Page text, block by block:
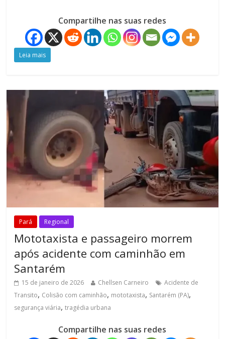
Compartilhe nas suas redes
Leia mais
Pará Regional
Mototaxista e passageiro morrem
após acidente com caminhão em
Santarém
15 de janeiro de 2026 Chellsen Carneiro
Acidente de
Transito, Colisão com caminhão, mototaxista, Santarém (PA),
segurança viária,tragédia urbana
Compartilhe nas suas redes